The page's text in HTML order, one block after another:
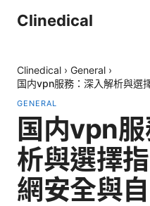
Clinedical
Clinedical › General ›
国内vpn服務：深入解析與選
GENERAL
国内vpn
析與選擇
網安全與